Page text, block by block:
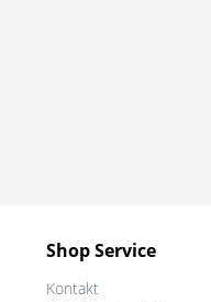
Shop Service
Kontakt